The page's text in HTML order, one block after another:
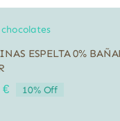
ESPELTA 0%
€El
10% Off